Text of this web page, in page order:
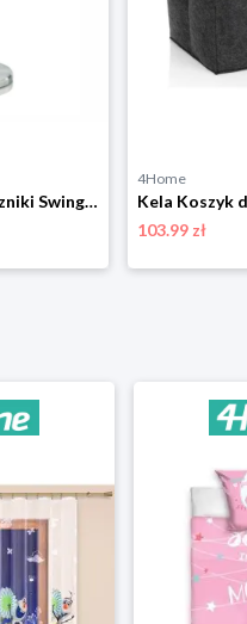
Kela Uchwyt na ręczniki Swing KELA
4Home
103.99 zł